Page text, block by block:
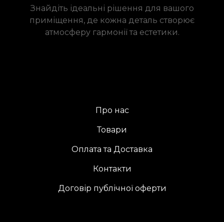
Знайдіть ідеальні рішення для вашого
приміщення, де кожна деталь створює
атмосферу гармонії та естетики.
Про нас
Товари
Оплата та Доставка
Контакти
Договір публічної оферти